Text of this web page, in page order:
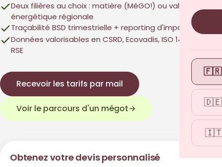
🇫🇷
🇩🇪
Deux filières au choix : matière (MéGO!) ou valorisation
énergétique régionale
Traçabilité BSD trimestrielle + reporting d'impact CO₂
Données valorisables en CSRD, Ecovadis, ISO 14001, bilan
RSE
Recevoir les tarifs par mail
Voir le parcours d'un mégot→
Obtenez votre devis personnalisé